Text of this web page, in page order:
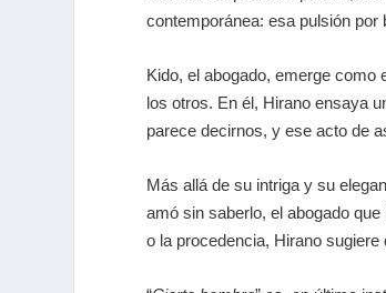
contemporánea: esa pulsión por
Kido, el abogado, emerge como
los otros. En él, Hirano ensaya
parece decirnos, y ese acto de
Más allá de su intriga y su
amó sin saberlo, el abogado
o la procedencia, Hirano